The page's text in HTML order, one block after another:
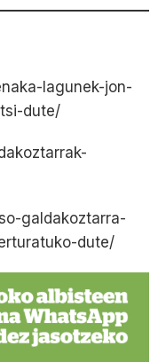
lagunek-jon-
dute/
galdakoztarra-
dute/